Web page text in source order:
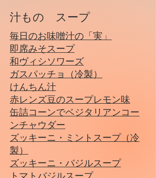
汁もの スープ
​毎日のお味噌汁の「実」
​​即席みそスープ
和ヴィシソワーズ
ガスパッチョ（冷製）
けんちん汁
​赤レンズ豆のスープレモン味
缶詰コーンでベジタリアンコー
ンチャウダー
ズッキーニ・ミントスープ（冷
製）
ズッキーニ・バジルスープ